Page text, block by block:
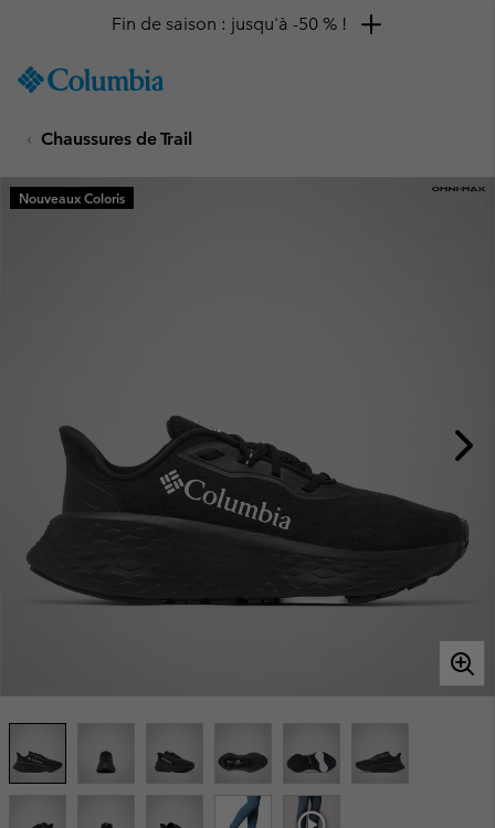
TO
SKIP
MAIN
NAV
Fin de saison : jusqu'à -50 % !
Chaussures de Trail
Nouveaux Coloris